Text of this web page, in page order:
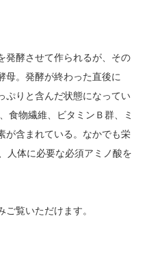
発酵させて作られるが、その
母。発酵が終わった直後に
ぷりと含んだ状態になってい
食物繊維、ビタミンＢ群、ミ
が含まれている。なかでも栄
人体に必要な必須アミノ酸を
覧いただけます。